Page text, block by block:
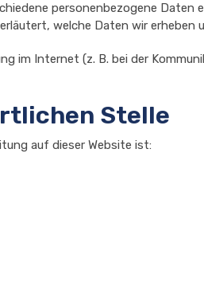
personenbezogene
welche Daten wir
im Internet (z. B. bei der
Stelle
auf dieser Website ist: